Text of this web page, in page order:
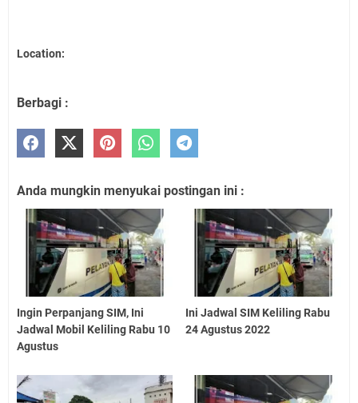
Location:
Berbagi :
Anda mungkin menyukai postingan ini :
Ingin Perpanjang SIM, Ini
Jadwal Mobil Keliling Rabu 10
Agustus
Ini Jadwal SIM Keliling Rabu
24 Agustus 2022